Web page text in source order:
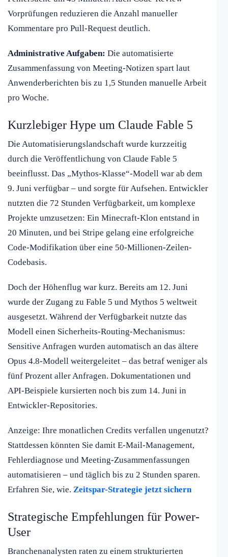
Vorprüfungen reduzieren die Anzahl manueller
Kommentare pro Pull-Request deutlich.
Administrative Aufgaben: Die automatisierte
Zusammenfassung von Meeting-Notizen spart laut
Anwenderberichten bis zu 1,5 Stunden manuelle Arbeit
pro Woche.
Kurzlebiger Hype um Claude Fable 5
Die Automatisierungslandschaft wurde kurzzeitig
durch die Veröffentlichung von Claude Fable 5
beeinflusst. Das „Mythos-Klasse“-Modell war ab dem
9. Juni verfügbar – und sorgte für Aufsehen. Entwickler
nutzten die 72 Stunden Verfügbarkeit, um komplexe
Projekte umzusetzen: Ein Minecraft-Klon entstand in
20 Minuten, und bei Stripe gelang eine erfolgreiche
Code-Modifikation über eine 50-Millionen-Zeilen-
Codebasis.
Doch der Höhenflug war kurz. Bereits am 12. Juni
wurde der Zugang zu Fable 5 und Mythos 5 weltweit
ausgesetzt. Während der Verfügbarkeit nutzte das
Modell einen Sicherheits-Routing-Mechanismus:
Sensitive Anfragen wurden automatisch an das ältere
Opus 4.8-Modell weitergeleitet – das betraf weniger als
fünf Prozent aller Anfragen. Dokumentationen und
API-Beispiele kursierten noch bis zum 14. Juni in
Entwickler-Repositories.
Anzeige: Ihre monatlichen Credits verfallen ungenutzt?
Stattdessen könnten Sie damit E-Mail-Management,
Fehlerdiagnose und Meeting-Zusammenfassungen
automatisieren – und täglich bis zu 2 Stunden sparen.
Erfahren Sie, wie. Zeitspar-Strategie jetzt sichern
Strategische Empfehlungen für Power-
User
Branchenanalysten raten zu einem strukturierten